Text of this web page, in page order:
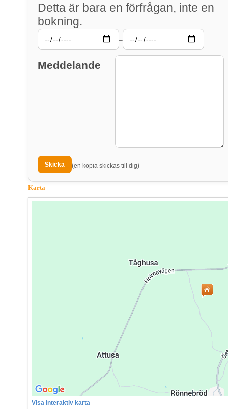
Detta är bara en förfrågan, inte en
bokning.
–
Meddelande
(en kopia skickas till dig)
Karta
Visa interaktiv karta